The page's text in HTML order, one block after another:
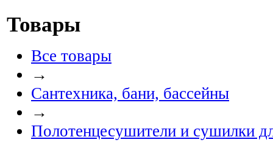
Товары
Все товары
→
Сантехника, бани, бассейны
→
Полотенцесушители и сушилки